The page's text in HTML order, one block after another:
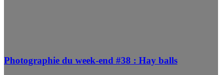
Photographie du week-end #38 : Hay balls